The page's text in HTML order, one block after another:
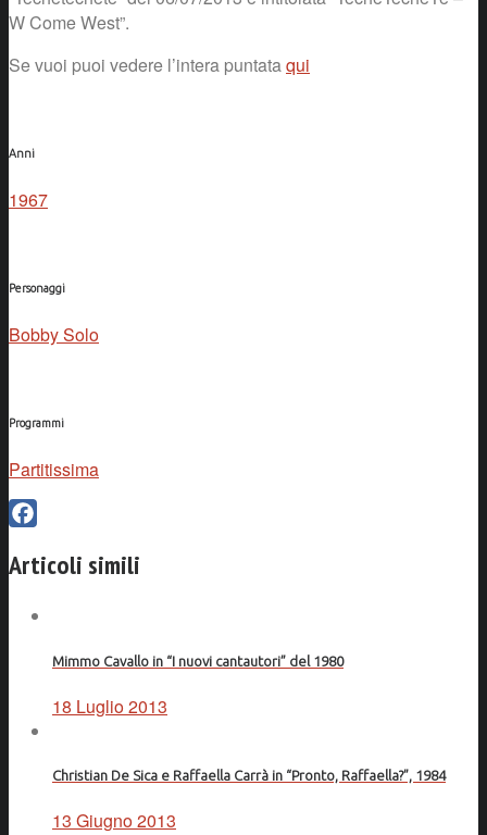
W Come West”.
Se vuoi puoi vedere l’intera puntataqui
Anni
1967
Personaggi
Bobby Solo
Programmi
Partitissima
Articoli simili
Mimmo Cavallo in “I nuovi cantautori” del 1980
18 Luglio 2013
Christian De Sica e Raffaella Carrà in “Pronto, Raffaella?”, 1984
13 Giugno 2013